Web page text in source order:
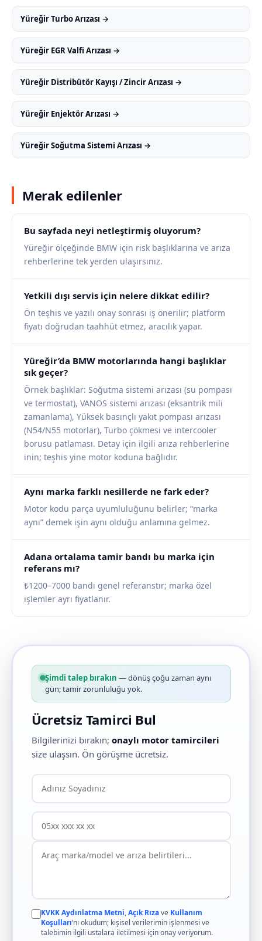
Yüreğir Turbo Arızası →
Yüreğir EGR Valfi Arızası →
Yüreğir Distribütör Kayışı / Zincir Arızası →
Yüreğir Enjektör Arızası →
Yüreğir Soğutma Sistemi Arızası →
Merak edilenler
Bu sayfada neyi netleştirmiş oluyorum?
Yüreğir ölçeğinde BMW için risk başlıklarına ve arıza
rehberlerine tek yerden ulaşırsınız.
Yetkili dışı servis için nelere dikkat edilir?
Ön teşhis ve yazılı onay sonrası iş önerilir; platform
fiyatı doğrudan taahhüt etmez, aracılık yapar.
Yüreğir’da BMW motorlarında hangi başlıklar
sık geçer?
Örnek başlıklar: Soğutma sistemi arızası (su pompası
ve termostat), VANOS sistemi arızası (eksantrik mili
zamanlama), Yüksek basınçlı yakıt pompası arızası
(N54/N55 motorlar), Turbo çökmesi ve intercooler
borusu patlaması. Detay için ilgili arıza rehberlerine
inin; teşhis yine motor koduna bağlıdır.
Aynı marka farklı nesillerde ne fark eder?
Motor kodu parça uyumluluğunu belirler; “marka
aynı” demek işin aynı olduğu anlamına gelmez.
Adana ortalama tamir bandı bu marka için
referans mı?
₺1200–7000 bandı genel referanstır; marka özel
işlemler ayrı fiyatlanır.
Şimdi talep bırakın — dönüş çoğu zaman aynı
gün; tamir zorunluluğu yok.
Ücretsiz Tamirci Bul
Bilgilerinizi bırakın; onaylı motor tamircileri
size ulaşsın. Ön görüşme ücretsiz.
KVKK Aydınlatma Metni,Açık Rızave Kullanım
Koşulları’nı okudum; kişisel verilerimin işlenmesi ve
talebimin ilgili ustalara iletilmesi için onay veriyorum.